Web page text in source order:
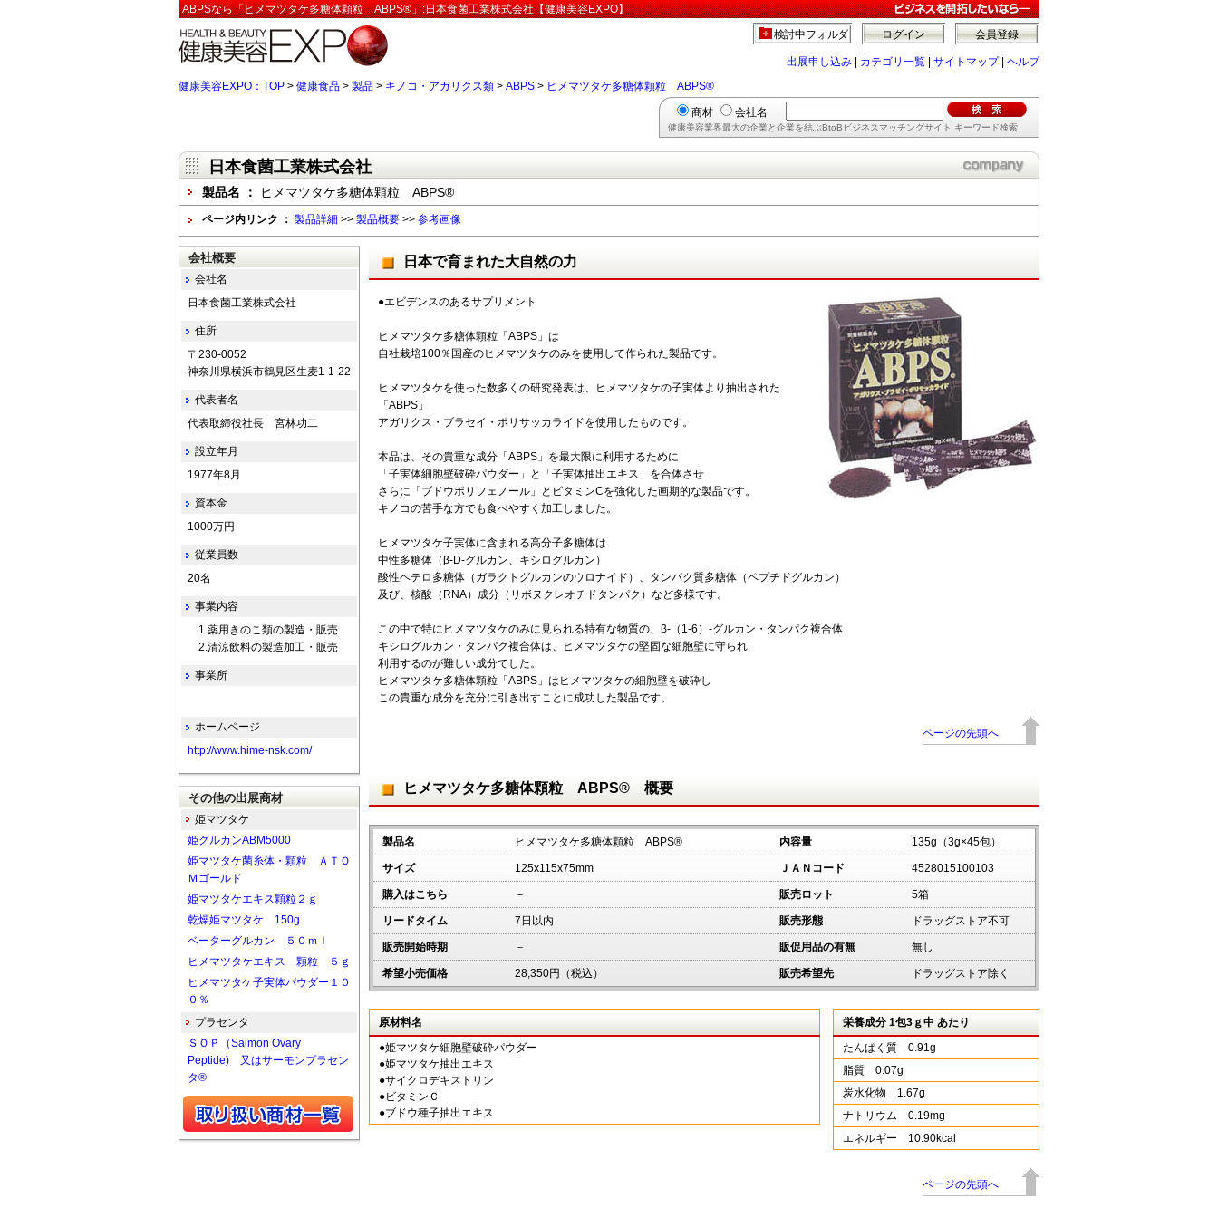
ABPSなら「ヒメマツタケ多糖体顆粒 ABPS®」:日本食菌工業株式会社【健康美容EXPO】
会員登録
ログイン
検討中フォルダ
出展申し込み カテゴリ一覧 サイトマップ| ヘルプ
健康美容EXPO：TOP > 健康食品 > 製品 > キノコ・アガリクス類 > ABPS > ヒメマツタケ多糖体顆粒 ABPS®
商材 会社名
健康美容業界最大の企業と企業を結ぶBtoBビジネスマッチングサイト キーワード検索
日本食菌工業株式会社
製品名 ： ヒメマツタケ多糖体顆粒 ABPS®
ページ内リンク ： 製品詳細 >> 製品概要 >> 参考画像
日本で育まれた大自然の力
●エビデンスのあるサプリメント
ヒメマツタケ多糖体顆粒「ABPS」は
自社栽培100％国産のヒメマツタケのみを使用して作られた製品です。
ヒメマツタケを使った数多くの研究発表は、ヒメマツタケの子実体より抽出された
「ABPS」
アガリクス・ブラセイ・ポリサッカライドを使用したものです。
本品は、その貴重な成分「ABPS」を最大限に利用するために
「子実体細胞壁破砕パウダー」と「子実体抽出エキス」を合体させ
さらに「ブドウポリフェノール」とビタミンCを強化した画期的な製品です。
キノコの苦手な方でも食べやすく加工しました。
ヒメマツタケ子実体に含まれる高分子多糖体は
中性多糖体（β-D-グルカン、キシログルカン）
酸性ヘテロ多糖体（ガラクトグルカンのウロナイド）、タンパク質多糖体（ペプチドグルカン）
及び、核酸（RNA）成分（リボヌクレオチドタンパク）など多様です。
この中で特にヒメマツタケのみに見られる特有な物質の、β-（1-6）-グルカン・タンパク複合体
キシログルカン・タンパク複合体は、ヒメマツタケの堅固な細胞壁に守られ
利用するのが難しい成分でした。
ヒメマツタケ多糖体顆粒「ABPS」はヒメマツタケの細胞壁を破砕し
この貴重な成分を充分に引き出すことに成功した製品です。
ページの先頭へ
ヒメマツタケ多糖体顆粒 ABPS® 概要
製品名 ヒメマツタケ多糖体顆粒 ABPS® 内容量 135g（3g×45包）
サイズ 125x115x75mm ＪＡＮコード 4528015100103
購入はこちら － 販売ロット 5箱
リードタイム 7日以内 販売形態 ドラッグストア不可
販売開始時期 － 販促用品の有無 無し
希望小売価格 28,350円（税込） 販売希望先 ドラッグストア除く
原材料名
●姫マツタケ細胞壁破砕パウダー
●姫マツタケ抽出エキス
●サイクロデキストリン
●ビタミンＣ
●ブドウ種子抽出エキス
栄養成分 1包3ｇ中 あたり
たんぱく質 0.91g
脂質 0.07g
炭水化物 1.67g
ナトリウム 0.19mg
エネルギー 10.90kcal
ページの先頭へ
会社概要
会社名
日本食菌工業株式会社
住所
〒230-0052
神奈川県横浜市鶴見区生麦1-1-22
代表者名
代表取締役社長 宮林功二
設立年月
1977年8月
資本金
1000万円
従業員数
20名
事業内容
1.薬用きのこ類の製造・販売
2.清涼飲料の製造加工・販売
事業所
ホームページ
http://www.hime-nsk.com/
その他の出展商材
姫マツタケ
姫グルカンABM5000
姫マツタケ菌糸体・顆粒 ＡＴＯ
Ｍゴールド
姫マツタケエキス顆粒２ｇ
乾燥姫マツタケ 150g
ベーターグルカン ５０ｍｌ
ヒメマツタケエキス 顆粒 ５ｇ
ヒメマツタケ子実体パウダー１０
０％
プラセンタ
ＳＯＰ（Salmon Ovary
Peptide) 又はサーモンプラセン
タ®